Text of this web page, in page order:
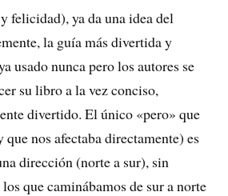
felicidad), ya da una idea del
la guía más divertida y
usado nunca pero los autores se
su libro a la vez conciso,
divertido. El único «pero» que
nos afectaba directamente) es
dirección (norte a sur), sin
que caminábamos de sur a norte